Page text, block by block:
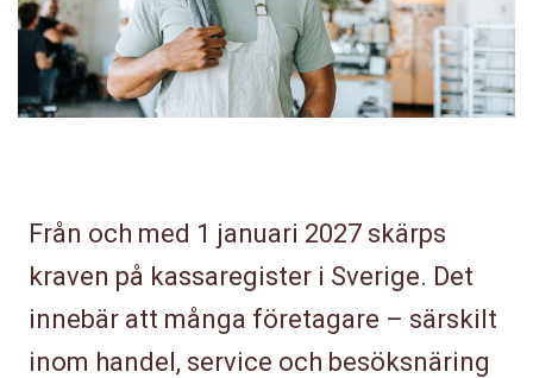
Från och med 1 januari 2027 skärps
kraven på kassaregister i Sverige. Det
innebär att många företagare – särskilt
inom handel, service och besöksnäring